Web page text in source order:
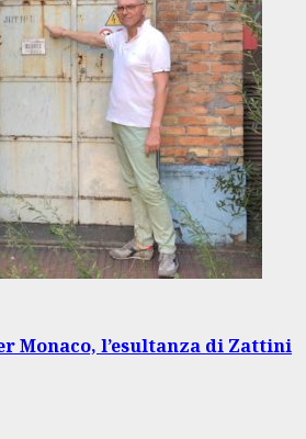
Monaco, l’esultanza di Zattini